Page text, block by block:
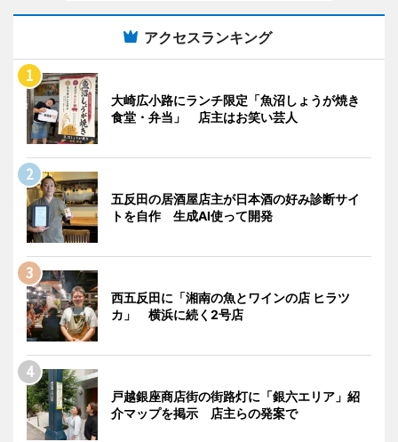
アクセスランキング
大崎広小路にランチ限定「魚沼しょうが焼き
食堂・弁当」 店主はお笑い芸人
五反田の居酒屋店主が日本酒の好み診断サイ
トを自作 生成AI使って開発
西五反田に「湘南の魚とワインの店 ヒラツ
カ」 横浜に続く2号店
戸越銀座商店街の街路灯に「銀六エリア」紹
介マップを掲示 店主らの発案で